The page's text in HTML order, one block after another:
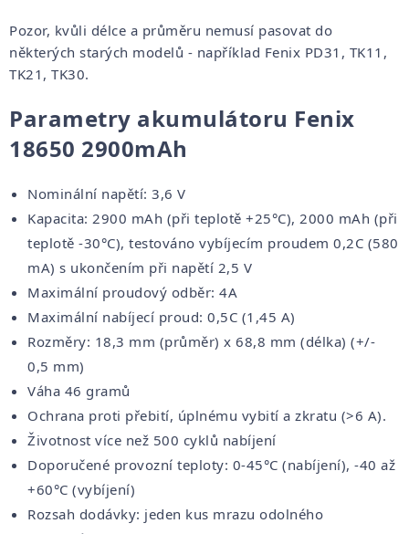
Pozor, kvůli délce a průměru nemusí pasovat do
některých starých modelů - například Fenix PD31, TK11,
TK21, TK30.
Parametry akumulátoru Fenix
18650 2900mAh
Nominální napětí: 3,6 V
Kapacita: 2900 mAh (při teplotě +25°C), 2000 mAh (při
teplotě -30°C), testováno vybíjecím proudem 0,2C (580
mA) s ukončením při napětí 2,5 V
Maximální proudový odběr: 4A
Maximální nabíjecí proud: 0,5C (1,45 A)
Rozměry: 18,3 mm (průměr) x 68,8 mm (délka) (+/-
0,5 mm)
Váha 46 gramů
Ochrana proti přebití, úplnému vybití a zkratu (>6 A).
Životnost více než 500 cyklů nabíjení
Doporučené provozní teploty: 0-45°C (nabíjení), -40 až
+60°C (vybíjení)
Rozsah dodávky: jeden kus mrazu odolného